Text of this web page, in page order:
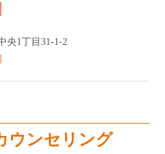
央1丁目31-1-2
ウンセリング